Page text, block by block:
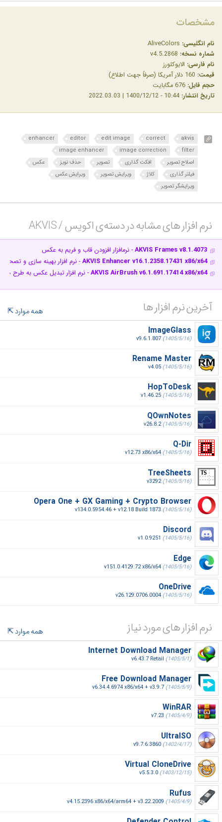
مشخصات
نام انگلیسی:
شماره نسخه:
نام فارسی: الایوکلورز
قیمت:
حجم فایل:
تاریخ انتشار: 10:44 - 1400/12/12 | 2022.03.03
akvis
correct
edit image
editor
enhancer
filter
image correction
image enhancer
اصلاح تصویر
افکت گذاری تصویر حذف نویز
عکس
فیلتر گذاری
کلاژ ویرایش تصویر
ویرایش عکس
ویرایشگر تصویر
نرم افزار های مشابه در دسته‌ی‌ اکویس / AKVIS‎
AKVIS Frames v8.1.4073- نرم‎افزار افزودن قاب و فریم به عکس
AKVIS Enhancer v16.1.2358.17431 x86/x64- نرم افزار بهینه سازی و
AKVIS AirBrush v6.1.691.17414 x86/x64- نرم افزار تبدیل عکس به طرح
آخرین نرم افزار ها
همه موارد
ImageGlass
v9.6.1.807 (1405/5/16)
Rename Master
v4.05 (1405/5/16)
HopToDesk
v1.46.25 (1405/5/16)
QOwnNotes
v26.8.2(1405/5/16)
Q-Dir
v12.73 x86/x64 (1405/5/16)
TreeSheets
v3292(1405/5/16)
Opera One + GX Gaming + Crypto Browser
v134.0.5954.46 + v12.18 Build 1873 (1405/5/16)
Discord
v1.0.9251 (1405/5/16)
Edge
v151.0.4129.72 x86/x64 (1405/5/16)
OneDrive
v26.129.0706.0004 (1405/5/16)
نرم افزار های مورد نیاز
همه موارد
Internet Download Manager
v6.43.7 Retail (1405/5/1)
Free Download Manager
v6.34.4.6974 x86/x64 + v3.9.7 (1405/5/9)
WinRAR
v7.23 (1405/4/9)
UltraISO
v9.7.6.3860 (1402/4/17)
Virtual CloneDrive
v5.5.3.0 (1403/12/15)
Rufus
v4.15.2396 x86/x64/arm64 + v3.22.2009 (1405/4/9)